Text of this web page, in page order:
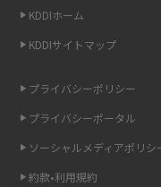
スマホのウィジェットとは
リプライ機能とは？LINE、X
KDDIホーム
KDDIサイトマップ
プライバシーポリシー
プライバシーポータル
ソーシャルメディアポリシ
約款•利用規約